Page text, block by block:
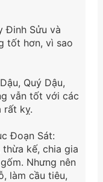
Đinh Sửu và
tốt hơn, vì sao
Quý Dậu,
vẫn tốt với các
rất kỵ.
Đoạn Sát:
kế, chia gia
Nhưng nên
làm cầu tiêu,